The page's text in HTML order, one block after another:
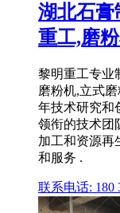
湖北石膏
重工,磨
黎明重工专业
磨粉机,立式
年技术研究和
领衔的技术团
加工和资源再
和服务 .
联系电话: 180